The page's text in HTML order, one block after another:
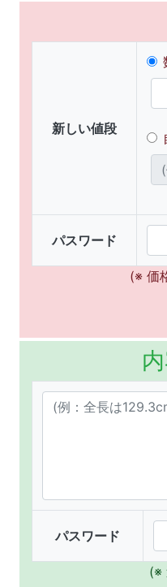
新しい値段
パスワード
(※ 価
パスワード
(※